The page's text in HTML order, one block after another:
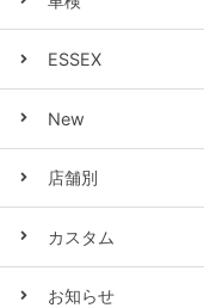
ESSEX
New
店舗別
カスタム
お知らせ